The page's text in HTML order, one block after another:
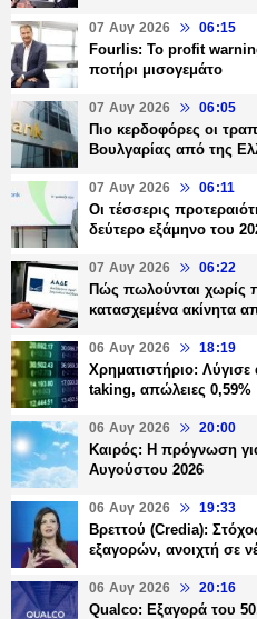
07 Αυγ 2026 06:15
Fourlis: Το profit
ποτήρι μισογεμάτο
07 Αυγ 2026 06:05
Πιο κερδοφόρες οι
Βουλγαρίας από της
07 Αυγ 2026 06:11
Οι τέσσερις
δεύτερο εξάμηνο του
07 Αυγ 2026 06:22
Πώς πωλούνται χωρίς
κατασχεμένα ακίνητα
06 Αυγ 2026 18:19
Χρηματιστήριο:
taking, απώλειες 0,59%
06 Αυγ 2026 20:00
Καιρός: Η πρόγνωση
Αυγούστου 2026
06 Αυγ 2026 19:33
Βρεττού (Credia):
εξαγορών, ανοιχτή σε
06 Αυγ 2026 20:16
Qualco: Εξαγορά του